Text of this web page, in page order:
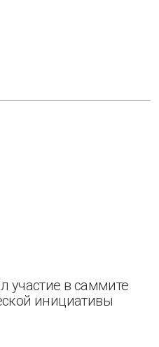
участие в саммите
инициативы